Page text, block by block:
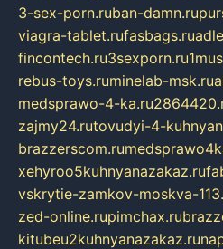
3-sex-porn.ruban-damn.ru
viagra-tablet.rufasbags.ru
fincontech.ru3sexporn.ru
rebus-toys.ruminelab-msk.ru
medsprawo-4-ka.ru
zajmy24.rutovudyi-4-
brazzerscom.ru
xehyroo5kuhnyanazakaz.ru
vskrytie-zamkov-moskva-
zed-online.rupimchax.ru
kitubeu2kuhnyanazakaz.ru